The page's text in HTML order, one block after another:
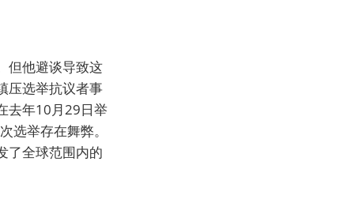
但他避谈导致这
压选举抗议者事
去年10月29日举
选举存在舞弊。
了全球范围内的